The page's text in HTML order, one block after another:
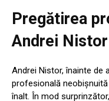
Pregătirea
Andrei Nistor
Andrei Nistor, înainte de
profesională
înalt. În mod